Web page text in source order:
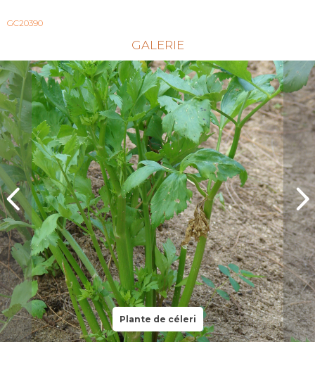
GC20390
GALERIE
Plante de céleri